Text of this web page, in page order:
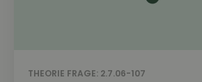
THEORIE FRAGE: 2.7.06-107